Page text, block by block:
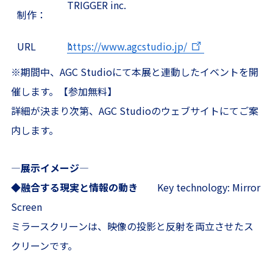
制作：
TRIGGER inc.
URL ：https://www.agcstudio.jp/
※期間中、AGC Studioにて本展と連動したイベントを開
催します。【参加無料】
詳細が決まり次第、AGC Studioのウェブサイトにてご案
内します。
―展示イメージ―
◆融合する現実と情報の動き
Key technology: Mirror
Screen
ミラースクリーンは、映像の投影と反射を両立させたス
クリーンです。